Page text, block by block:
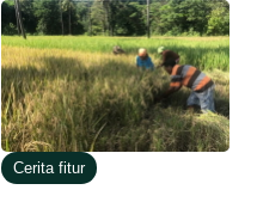
Cerita fitur